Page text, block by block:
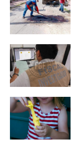
Municipios